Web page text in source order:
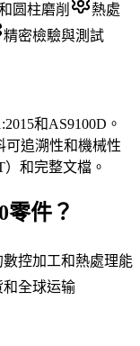
圆柱磨削
熱處
精密檢驗與測試
和AS9100D。
可追溯性和機械性
和完整文檔。
零件？
數控加工和熱處理能
和全球运输